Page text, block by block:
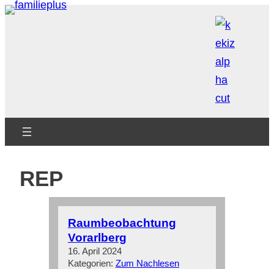
Zum
REP
Raumbeobachtung
Vorarlberg
16. April 2024
Kategorien: Zum Nachlesen